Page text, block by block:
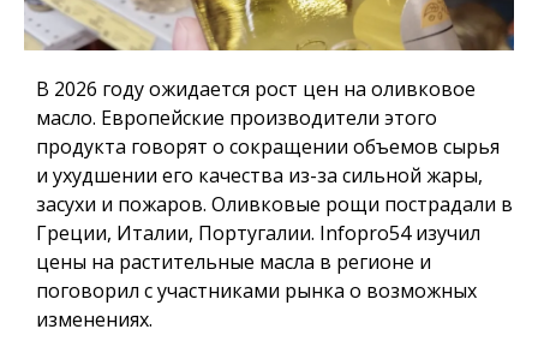
В 2026 году ожидается рост цен на оливковое
масло. Европейские производители этого
продукта говорят о сокращении объемов сырья
и ухудшении его качества из-за сильной жары,
засухи и пожаров. Оливковые рощи пострадали в
Греции, Италии, Португалии. Infopro54изучил
цены на растительные масла в регионе и
поговорил с участниками рынка о возможных
изменениях.